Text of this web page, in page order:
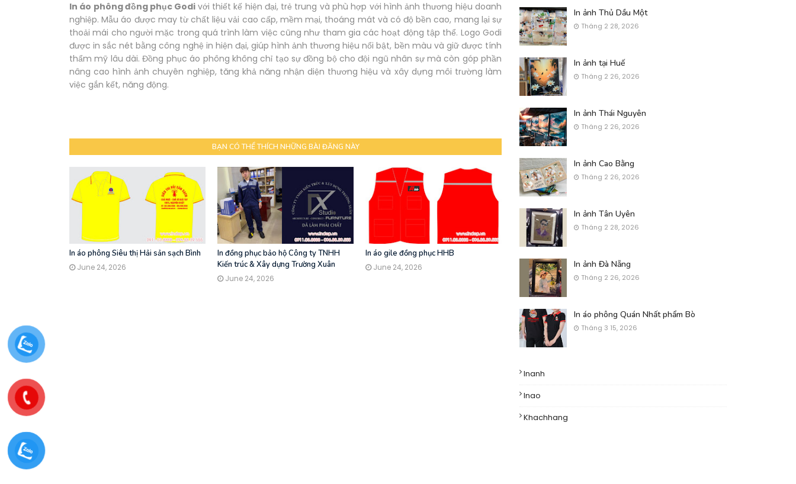
In áo phông đồng phục Godi với thiết kế hiện đại, trẻ trung và phù hợp với hình ảnh thương hiệu doanh
nghiệp. Mẫu áo được may từ chất liệu vải cao cấp, mềm mại, thoáng mát và có độ bền cao, mang lại sự
thoải mái cho người mặc trong quá trình làm việc cũng như tham gia các hoạt động tập thể. Logo Godi
được in sắc nét bằng công nghệ in hiện đại, giúp hình ảnh thương hiệu nổi bật, bền màu và giữ được tính
thẩm mỹ lâu dài. Đồng phục áo phông không chỉ tạo sự đồng bộ cho đội ngũ nhân sự mà còn góp phần
nâng cao hình ảnh chuyên nghiệp, tăng khả năng nhận diện thương hiệu và xây dựng môi trường làm
việc gắn kết, năng động.
BẠN CÓ THỂ THÍCH NHỮNG BÀI ĐĂNG NÀY
In áo phông Siêu thị Hải sản sạch Bình
June 24, 2026
In đồng phục bảo hộ Công ty TNHH
Kiến trúc & Xây dựng Trường Xuân
June 24, 2026
In áo gile đồng phục HHB
June 24, 2026
In ảnh Thủ Dầu Một
Tháng 2 28, 2026
In ảnh tại Huế
Tháng 2 26, 2026
In ảnh Thái Nguyên
Tháng 2 26, 2026
In ảnh Cao Bằng
Tháng 2 26, 2026
In ảnh Tân Uyên
Tháng 2 28, 2026
In ảnh Đà Nẵng
Tháng 2 26, 2026
In áo phông Quán Nhất phẩm Bò
Tháng 3 15, 2026
Inanh
Inao
Khachhang